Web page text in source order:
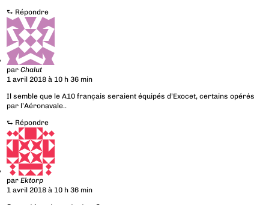
⮑ Répondre
parChalut
1 avril 2018 à 10 h 36 min
Il semble que le A10 français seraient équipés d’Exocet, certains opérés
par l’Aéronavale..
⮑ Répondre
parEktorp
1 avril 2018 à 10 h 36 min